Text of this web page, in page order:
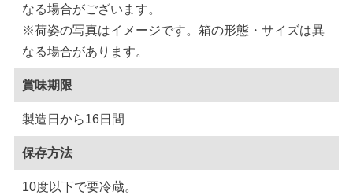
なる場合がございます。
※荷姿の写真はイメージです。箱の形態・サイズは異
なる場合があります。
賞味期限
製造日から16日間
保存方法
10度以下で要冷蔵。